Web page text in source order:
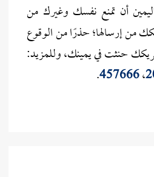
أن تمنع نفسك وغيرك من
من إرسالها؛ حذرًا من الوقوع
حنثت في يمينك، وللمزيد:
،457666
.